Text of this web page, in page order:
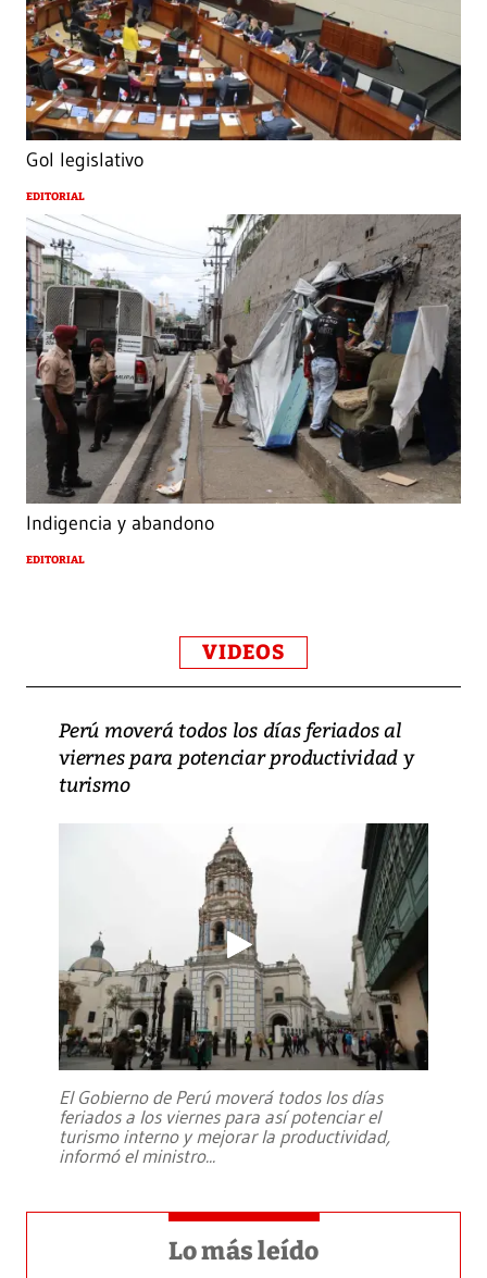
Gol legislativo
EDITORIAL
Indigencia y abandono
EDITORIAL
VIDEOS
Perú moverá todos los días feriados al
viernes para potenciar productividad y
turismo
El Gobierno de Perú moverá todos los días
feriados a los viernes para así potenciar el
turismo interno y mejorar la productividad,
informó el ministro...
Lo más leído